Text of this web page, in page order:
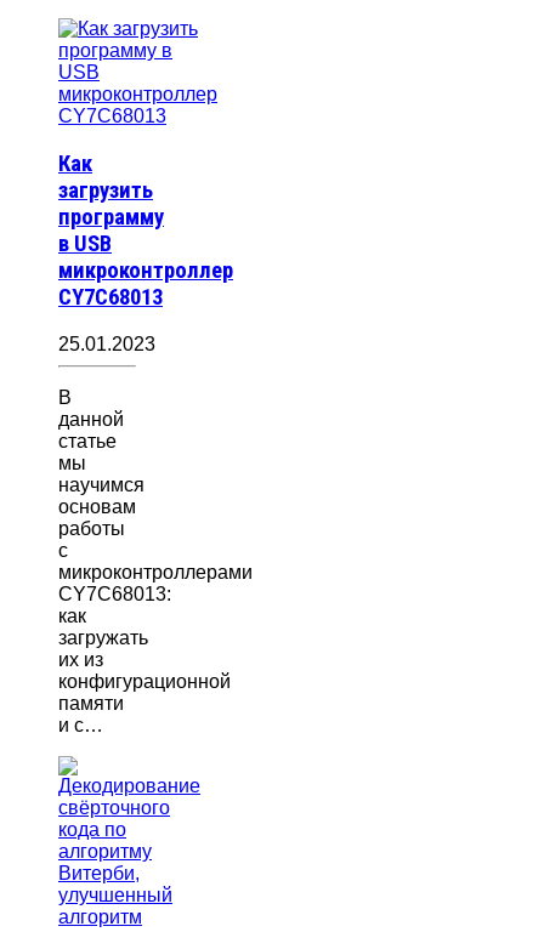
Как
загрузить
программу
в USB
микроконтроллер
CY7C68013
25.01.2023
В
данной
статье
мы
научимся
основам
работы
с
микроконтроллерами
CY7C68013:
как
загружать
их из
конфигурационной
памяти
и с…